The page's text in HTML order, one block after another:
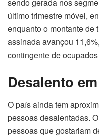
último trimestre móvel,
enquanto o montante de
assinada avançou
contingente de
Desalento
O país ainda tem
pessoas desalentadas.
pessoas que gostariam